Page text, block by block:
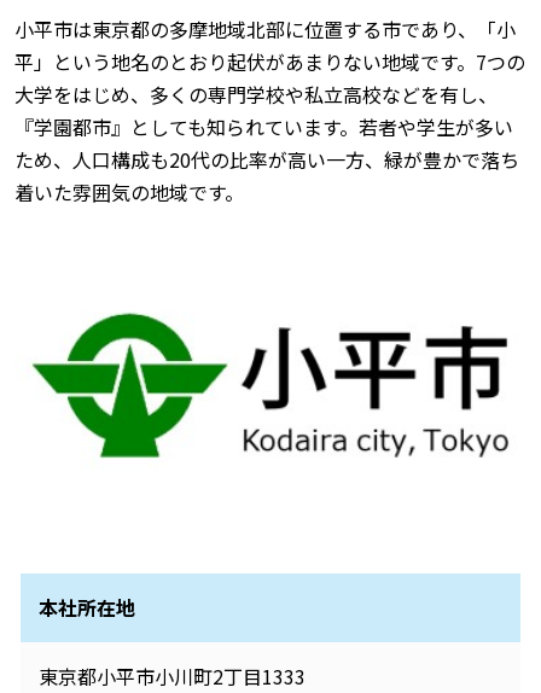
小平市は東京都の多摩地域北部に位置する市であり、「小
平」という地名のとおり起伏があまりない地域です。7つの
大学をはじめ、多くの専門学校や私立高校などを有し、
『学園都市』としても知られています。若者や学生が多い
ため、人口構成も20代の比率が高い一方、緑が豊かで落ち
着いた雰囲気の地域です。
本社所在地
東京都小平市小川町2丁目1333